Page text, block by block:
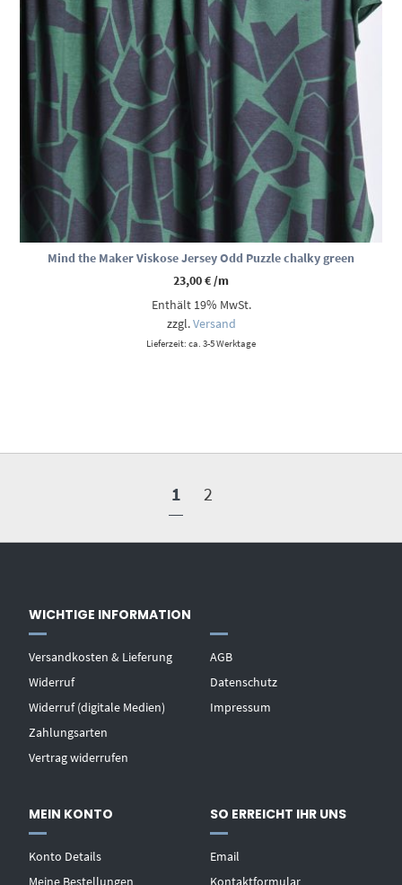
Mind the Maker Viskose Jersey Odd Puzzle chalky green
23,00€/m
Enthält 19% MwSt.
zzgl.Versand
Lieferzeit: ca. 3-5 Werktage
1 2
WICHTIGE INFORMATION
Versandkosten & Lieferung
Widerruf
Widerruf (digitale Medien)
Zahlungsarten
Vertrag widerrufen
AGB
Datenschutz
Impressum
MEIN KONTO
Konto Details
Meine Bestellungen
SO ERREICHT IHR UNS
Email
Kontaktformular